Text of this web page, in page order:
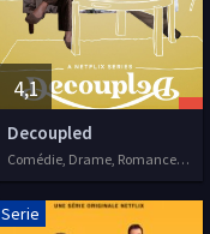
4,1
Decoupled
Comédie, Drame, Romance, Séries VOSTFR, 2021
Serie